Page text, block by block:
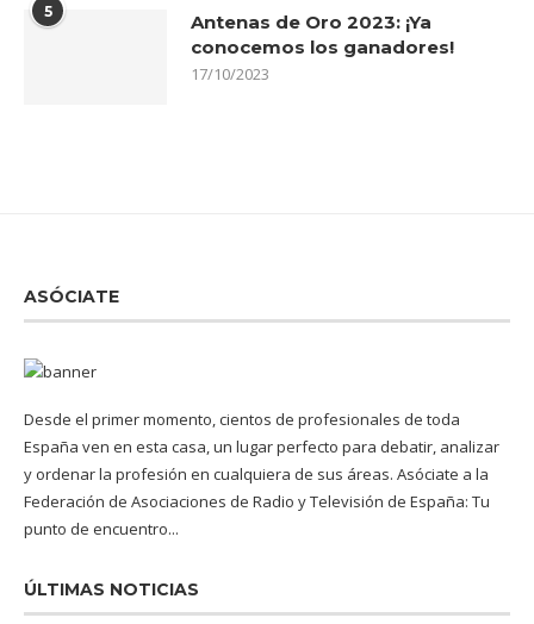
5
Antenas de Oro 2023: ¡Ya
conocemos los ganadores!
17/10/2023
ASÓCIATE
Desde el primer momento, cientos de profesionales de toda
España ven en esta casa, un lugar perfecto para debatir, analizar
y ordenar la profesión en cualquiera de sus áreas. Asóciate a la
Federación de Asociaciones de Radio y Televisión de España: Tu
punto de encuentro...
ÚLTIMAS NOTICIAS